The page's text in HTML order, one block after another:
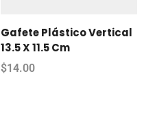
Gafete Plástico Vertical
13.5 X 11.5 Cm
$14.00